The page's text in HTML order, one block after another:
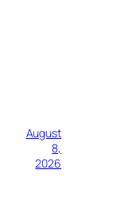
August
8,
2026